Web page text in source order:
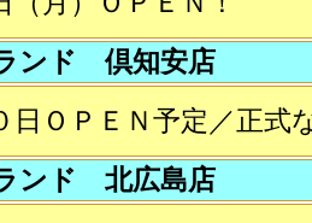
ンド 倶知安店
日ＯＰＥＮ予定／正
ンド 北広島店